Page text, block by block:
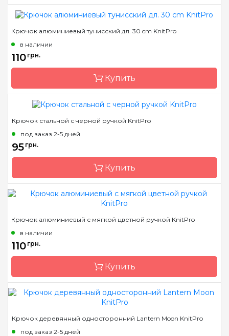
Бренд
Страна-производитель
Тип спиц
Размер
3.0 мм
Длина
11,5 см
Крючок алюминиевый тунисский дл. 30 cm KnitPro
в наличии
110 грн.
Купить
Бренд
Страна-производитель
Материал
Крючок стальной с черной ручкой KnitPro
под заказ 2-5 дней
95 грн.
Купить
Материал
Тип крючка
односторонний
Крючок алюминиевый с мягкой цветной ручкой KnitPro
в наличии
110 грн.
Купить
Крючок деревянный односторонний Lantern Moon KnitPro
под заказ 2-5 дней